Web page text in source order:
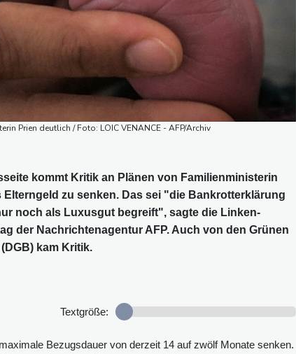
Prien deutlich / Foto: LOIC VENANCE - AFP/Archiv
kommt Kritik an Plänen von Familienministerin
zu senken. Das sei "die Bankrotterklärung
noch als Luxusgut begreift", sagte die Linken-
der Nachrichtenagentur AFP. Auch von den Grünen
kam Kritik.
Textgröße:
Bezugsdauer von derzeit 14 auf zwölf Monate senken.